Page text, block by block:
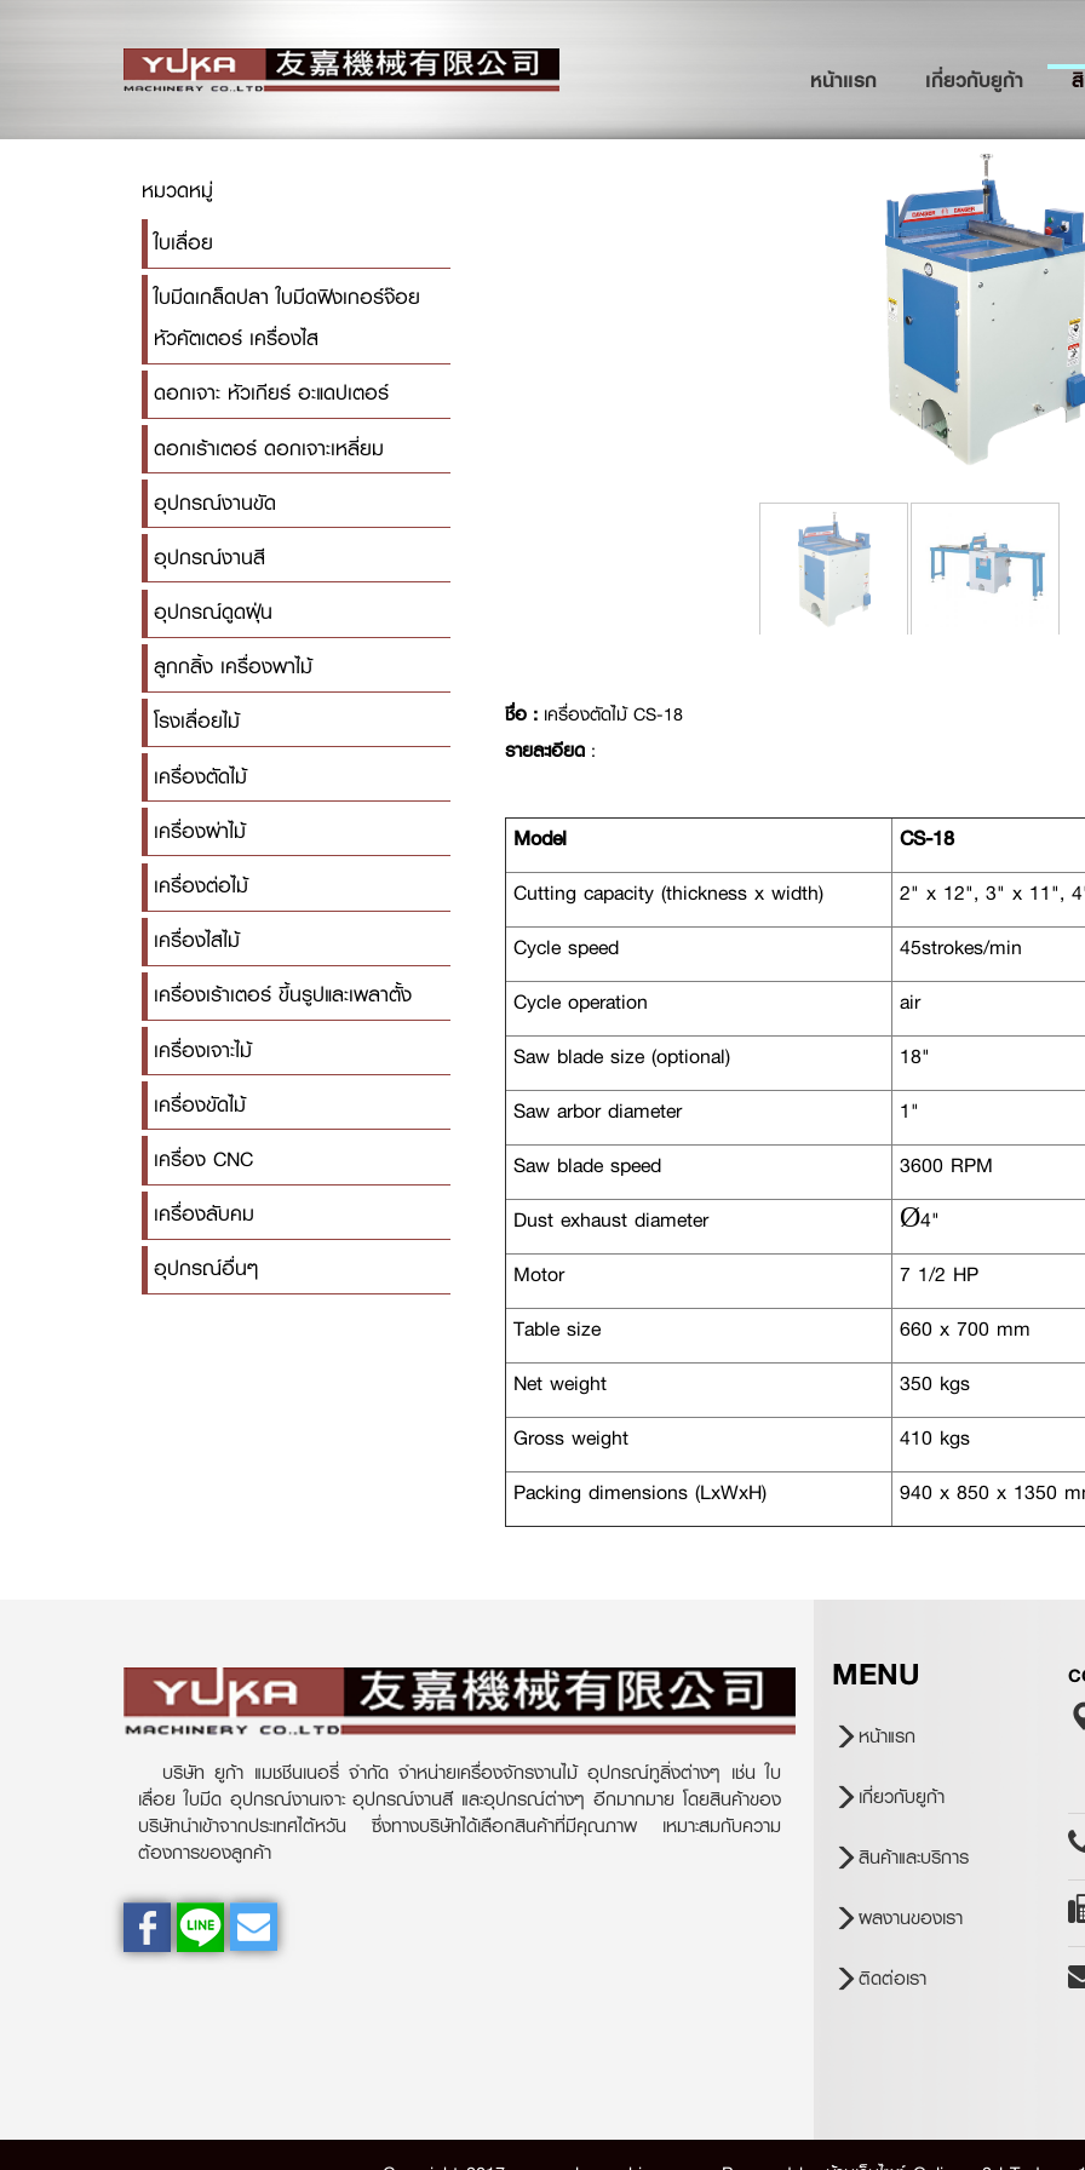
หน้าแรก(current)เกี่ยวกับยูก้า
หมวดหมู่
ใบเลื่อย
ใบมีดเกล็ดปลา ใบมีดฟิงเกอร์จ๊อย
หัวคัตเตอร์ เครื่องไส
ดอกเจาะ หัวเกียร์ อะแดปเตอร์
ดอกเร้าเตอร์ ดอกเจาะเหลี่ยม
อุปกรณ์งานขัด
อุปกรณ์งานสี
อุปกรณ์ดูดฝุ่น
ลูกกลิ้ง เครื่องพาไม้
โรงเลื่อยไม้
เครื่องตัดไม้
เครื่องผ่าไม้
เครื่องต่อไม้
เครื่องไสไม้
เครื่องเร้าเตอร์ ขึ้นรูปและเพลาตั้ง
เครื่องเจาะไม้
เครื่องขัดไม้
เครื่อง CNC
เครื่องลับคม
อุปกรณ์อื่นๆ
ชื่อ : เครื่องตัดไม้ CS-18
รายละเอียด :
Model
CS-18
Cutting capacity (thickness x width)
2" x 12", 3" x 11",
Cycle speed
45strokes/min
Cycle operation
air
Saw blade size (optional)
18"
Saw arbor diameter
1"
Saw blade speed
3600 RPM
Dust exhaust diameter
Ø4"
Motor
7 1/2 HP
Table size
660 x 700 mm
Net weight
350 kgs
Gross weight
410 kgs
Packing dimensions (LxWxH)
940 x 850 x 1350
บริษัท ยูก้า แมชชีนเนอรี่ จำกัด จำหน่ายเครื่องจักรงานไม้ อุปกรณ์ทูลิ่งต่างๆ เช่น ใบ
เลื่อย ใบมีด อุปกรณ์งานเจาะ อุปกรณ์งานสี และอุปกรณ์ต่างๆ อีกมากมาย โดยสินค้าของ
บริษัทนำเข้าจากประเทศไต้หวัน ซึ่งทางบริษัทได้เลือกสินค้าที่มีคุณภาพ เหมาะสมกับความ
ต้องการของลูกค้า
MENU
หน้าแรก
เกี่ยวกับยูก้า
สินค้าและบริการ
ผลงานของเรา
ติดต่อเรา